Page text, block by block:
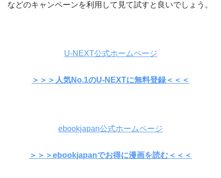
などのキャンペーンを利用して見て試すと良いでしょう。
U-NEXT公式ホームページ
＞＞＞人気No.1のU-NEXTに無料登録＜＜＜
ebookjapan公式ホームページ
＞＞＞ebookjapanでお得に漫画を読む＜＜＜